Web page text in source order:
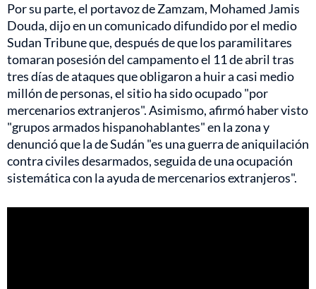
Por su parte, el portavoz de Zamzam, Mohamed Jamis
Douda, dijo en un comunicado difundido por el medio
Sudan Tribune que, después de que los paramilitares
tomaran posesión del campamento el 11 de abril tras
tres días de ataques que obligaron a huir a casi medio
millón de personas, el sitio ha sido ocupado "por
mercenarios extranjeros". Asimismo, afirmó haber visto
"grupos armados hispanohablantes" en la zona y
denunció que la de Sudán "es una guerra de aniquilación
contra civiles desarmados, seguida de una ocupación
sistemática con la ayuda de mercenarios extranjeros".